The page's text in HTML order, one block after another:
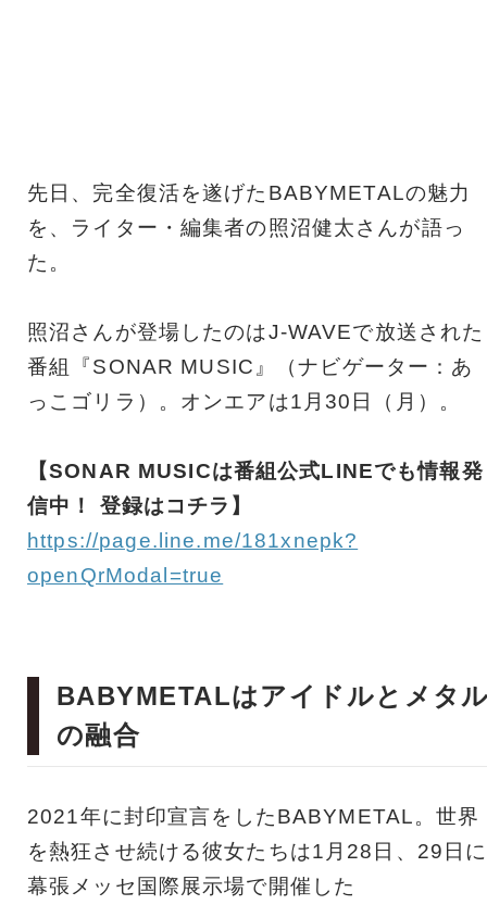
先日、完全復活を遂げたBABYMETALの魅力
を、ライター・編集者の照沼健太さんが語っ
た。
照沼さんが登場したのはJ-WAVEで放送された
番組『SONAR MUSIC』（ナビゲーター：あ
っこゴリラ）。オンエアは1月30日（月）。
【SONAR MUSICは番組公式LINEでも情報発
信中！ 登録はコチラ】
https://page.line.me/181xnepk?
openQrModal=true
BABYMETALはアイドルとメタ
の融合
2021年に封印宣言をしたBABYMETAL。世界
を熱狂させ続ける彼女たちは1月28日、29日に
幕張メッセ国際展示場で開催した